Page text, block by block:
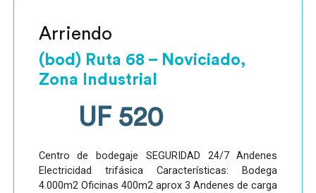
Arriendo
(bod) Ruta 68 – Noviciado,
Zona Industrial
UF 520
Centro de bodegaje SEGURIDAD 24/7 Andenes
Electricidad trifásica Características: Bodega
4.000m2 Oficinas 400m2 aprox 3 Andenes de carga